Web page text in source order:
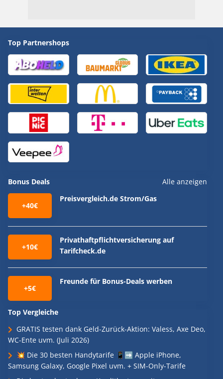
Top Partnershops
Bonus Deals Alle anzeigen
+40€
Preisvergleich.de Strom/Gas
+10€
Privathaftpflichtversicherung auf
Tarifcheck.de
+5€
Freunde für Bonus-Deals werben
Top Vergleiche
GRATIS testen dank Geld-Zurück-Aktion: Valess, Axe Deo,
WC-Ente uvm. (Juli 2026)
💥 Die 30 besten Handytarife 📱➡️ Apple iPhone,
Samsung Galaxy, Google Pixel uvm. + SIM-Only-Tarife